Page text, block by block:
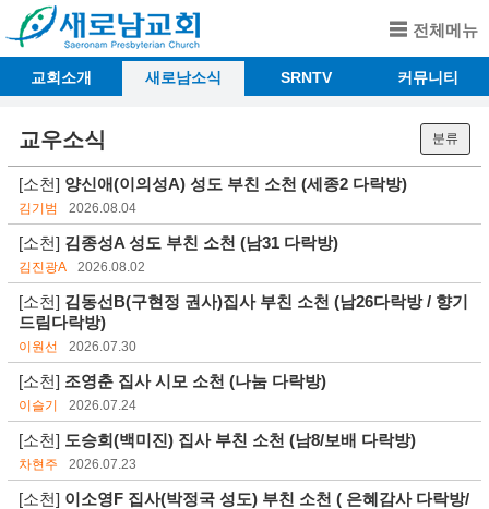
전체메뉴
교회소개 새로남소식 SRNTV 커뮤니티
교우소식 분류
[소천] 양신애(이의성A) 성도 부친 소천 (세종2 다락방)
김기범 2026.08.04
[소천] 김종성A 성도 부친 소천 (남31 다락방)
김진광A 2026.08.02
[소천] 김동선B(구현정 권사)집사 부친 소천 (남26다락방 / 향기
드림다락방)
이원선 2026.07.30
[소천] 조영춘 집사 시모 소천 (나눔 다락방)
이슬기 2026.07.24
[소천] 도승희(백미진) 집사 부친 소천 (남8/보배 다락방)
차현주 2026.07.23
[소천] 이소영F 집사(박정국 성도) 부친 소천 ( 은혜감사 다락방/